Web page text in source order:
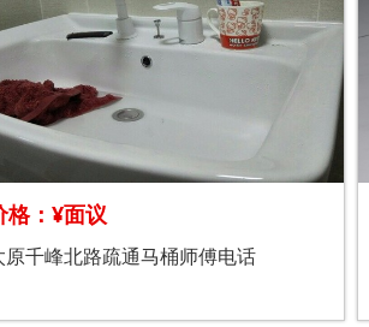
格：¥面议
原千峰北路疏通马桶师傅电话